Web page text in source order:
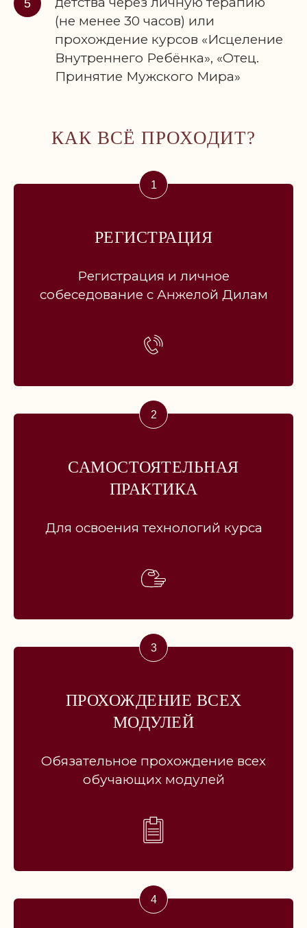
(не менее 30 часов) или
прохождение курсов «Исцеление
Внутреннего Ребёнка», «Отец.
Принятие Мужского Мира»
КАК ВСЁ ПРОХОДИТ?
РЕГИСТРАЦИЯ
Регистрация и личное
собеседование с Анжелой Дилам
САМОСТОЯТЕЛЬНАЯ
ПРАКТИКА
Для освоения технологий курса
ПРОХОЖДЕНИЕ ВСЕХ
МОДУЛЕЙ
Обязательное прохождение всех
обучающих модулей
НА СОБЕСЕДОВАНИЕ
с вами, отправит анонс, ответит
на все вопросы
согласие на обработку персональных данных
согласие на получение рассылки и рекламных
ОТПРАВИТЬ
ОБУЧЕНИЯ:
— за условиями обратитесь
к куратору программы
250.000р.
350.000р.
Старт потока:
согласование